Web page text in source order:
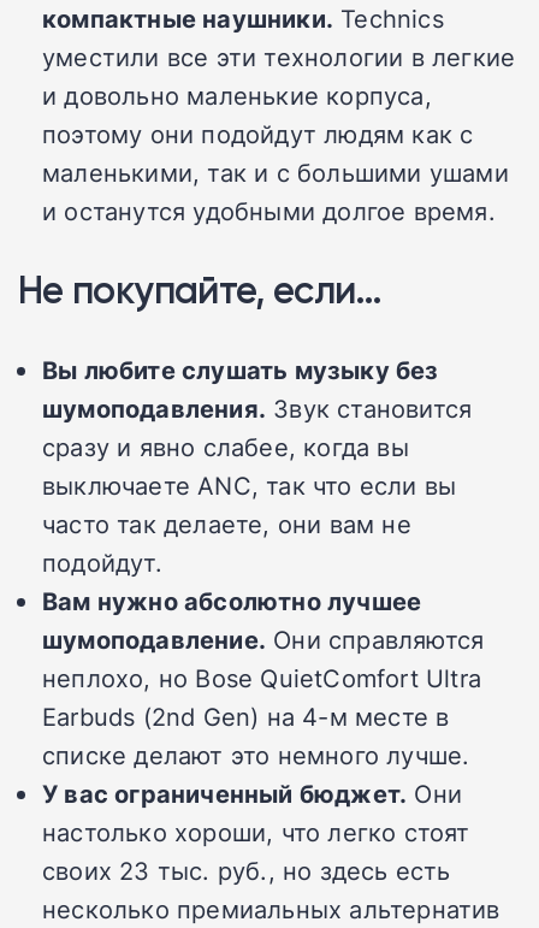
компактные наушники. Technics
уместили все эти технологии в легкие
и довольно маленькие корпуса,
поэтому они подойдут людям как с
маленькими, так и с большими ушами
и останутся удобными долгое время.
Не покупайте, если…
Вы любите слушать музыку без
шумоподавления. Звук становится
сразу и явно слабее, когда вы
выключаете ANC, так что если вы
часто так делаете, они вам не
подойдут.
Вам нужно абсолютно лучшее
шумоподавление. Они справляются
неплохо, но Bose QuietComfort Ultra
Earbuds (2nd Gen) на 4-м месте в
списке делают это немного лучше.
У вас ограниченный бюджет. Они
настолько хороши, что легко стоят
своих 23 тыс. руб., но здесь есть
несколько премиальных альтернатив